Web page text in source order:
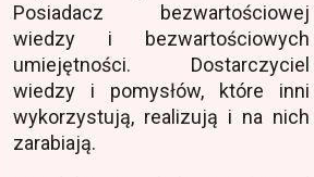
Posiadacz bezwartościowej
wiedzy i bezwartościowych
umiejętności. Dostarczyciel
wiedzy i pomysłów, które inni
wykorzystują, realizują i na nich
zarabiają.